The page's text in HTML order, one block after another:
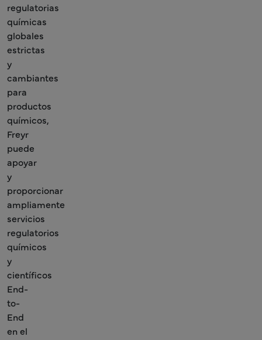
regulatorias
químicas
globales
estrictas
y
cambiantes
para
productos
químicos,
Freyr
puede
apoyar
y
proporcionar
ampliamente
servicios
regulatorios
químicos
y
científicos
End-
to-
End
en el